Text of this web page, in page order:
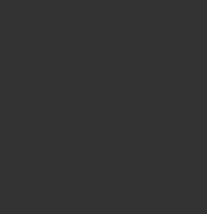
フェイスオイル